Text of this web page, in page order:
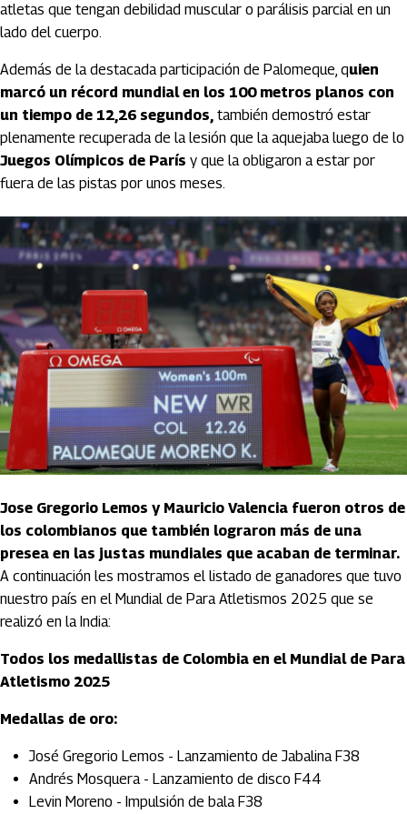
atletas que tengan debilidad muscular o parálisis parcial en un
lado del cuerpo.
Además de la destacada participación de Palomeque, quien
marcó un récord mundial en los 100 metros planos con
un tiempo de 12,26 segundos, también demostró estar
plenamente recuperada de la lesión que la aquejaba luego de lo
Juegos Olímpicos de París y que la obligaron a estar por
fuera de las pistas por unos meses.
Jose Gregorio Lemos y Mauricio Valencia fueron otros de
los colombianos que también lograron más de una
presea en las justas mundiales que acaban de terminar.
A continuación les mostramos el listado de ganadores que tuvo
nuestro país en el Mundial de Para Atletismos 2025 que se
realizó en la India:
Todos los medallistas de Colombia en el Mundial de Para
Atletismo 2025
Medallas de oro:
José Gregorio Lemos - Lanzamiento de Jabalina F38
Andrés Mosquera - Lanzamiento de disco F44
Levin Moreno - Impulsión de bala F38